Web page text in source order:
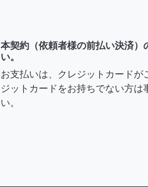
本契約（依頼者様の前払い決済）
い。
お支払いは、クレジットカードが
ジットカードをお持ちでない方は
い。